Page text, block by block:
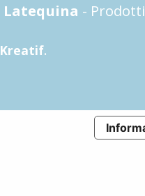
Latequina -
Kreatif.